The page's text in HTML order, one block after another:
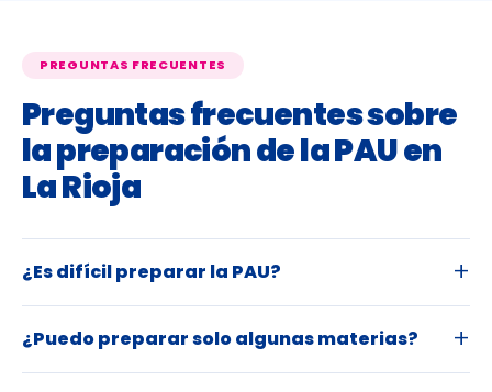
PREGUNTAS FRECUENTES
Preguntas frecuentes sobre
la preparación de la PAU en
La Rioja
¿Es difícil preparar la PAU?
¿Puedo preparar solo algunas materias?